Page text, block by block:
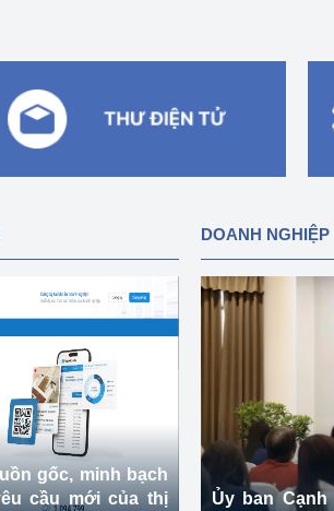
gốc, minh bạch
cầu mới của thị
DOANH
Ủy ban